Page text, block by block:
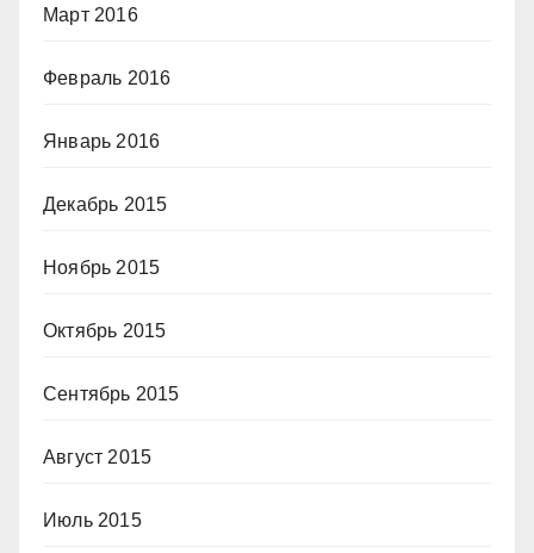
Март 2016
Февраль 2016
Январь 2016
Декабрь 2015
Ноябрь 2015
Октябрь 2015
Сентябрь 2015
Август 2015
Июль 2015